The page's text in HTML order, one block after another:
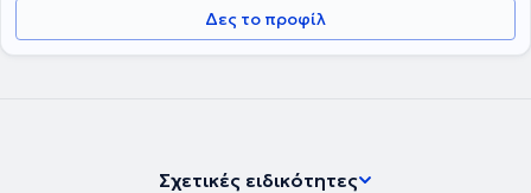
Δες το προφίλ
Σχετικές ειδικότητες